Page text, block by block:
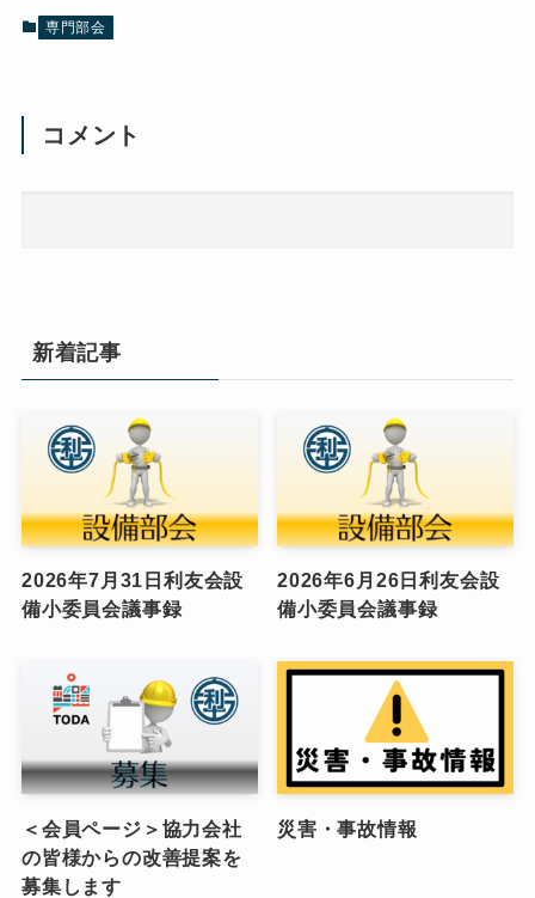
専門部会
コメント
新着記事
2026年7月31日利友会設
備小委員会議事録
2026年6月26日利友会設
備小委員会議事録
＜会員ページ＞協力会社
の皆様からの改善提案を
募集します
災害・事故情報